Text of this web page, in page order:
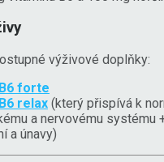
výživové doplňky:
forte
relax (který přispívá k
a nervovému systému
a únavy)